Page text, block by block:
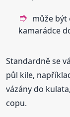
může
kamarádce
Standardně se
půl kile,
vázány do
copu.